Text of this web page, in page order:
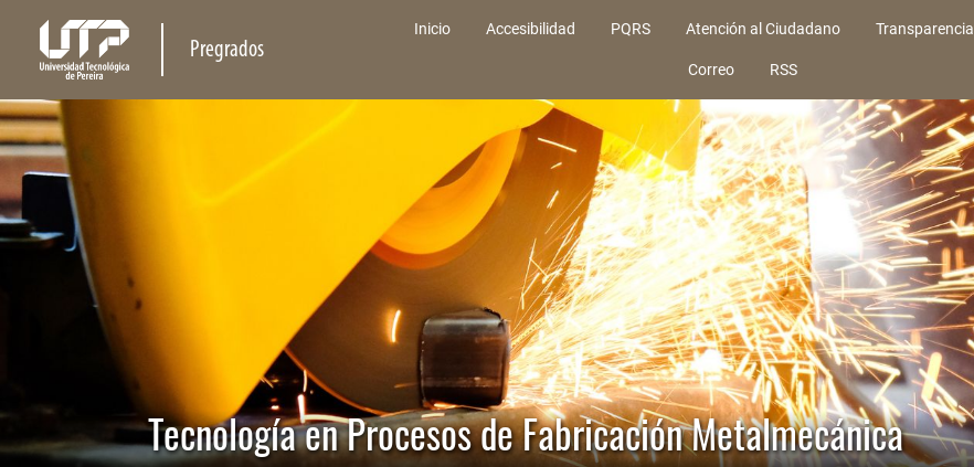
Pregrados
Inicio Accesibilidad PQRS Atención al Ciudadano Transparencia
Correo RSS
Tecnología en Procesos de Fabricación Metalmecánica